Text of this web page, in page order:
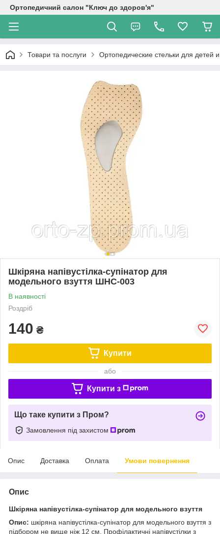
Ортопедичний салон "Ключ до здоров'я"
Товари та послуги Ортопедические стельки для детей
Шкіряна напівустілка-супінатор для
модельного взуття ШНС-003
В наявності
Роздріб
140 ₴
Купити
або
Купити з
Що таке купити з Пром?
Замовлення під захистом
Опис Доставка Оплата Умови повернення
Опис
Шкіряна напівустілка-супінатор для модельного взуття
Опис: шкіряна напівустілка-супінатор для модельного взуття з
підбором не вище ніж 12 см. Профілактичні напівустілки з